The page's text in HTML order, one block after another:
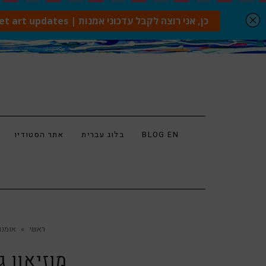
אתר הסטודיו בלוג עברית BLOG EN
ראשי »